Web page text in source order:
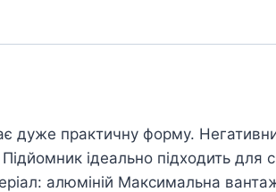
дуже практичну форму.
ідеально підходить
алюміній Максимальна